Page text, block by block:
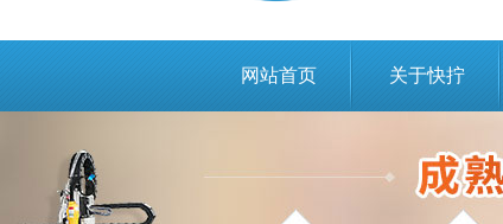
网站首页 关于快拧